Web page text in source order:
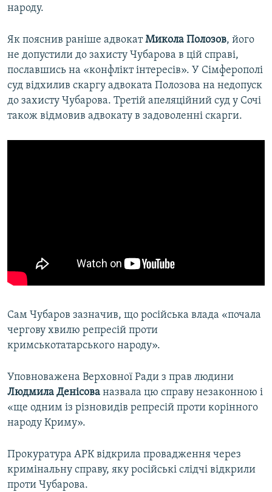
народу.
Як пояснив раніше адвокатМикола Полозов, його
не допустили до захисту Чубарова в цій справі,
пославшись на «конфлікт інтересів». У Сімферополі
суд відхилив скаргу адвоката Полозова на недопуск
до захисту Чубарова. Третій апеляційний суд у Сочі
також відмовив адвокату в задоволенні скарги.
Сам Чубаров зазначив, що російська влада «почала
чергову хвилю репресій проти
кримськотатарського народу».
Уповноважена Верховної Ради з прав людини
Людмила Денісова назвала цю справу незаконною і
«ще одним із різновидів репресій проти корінного
народу Криму».
Прокуратура АРК відкрила провадження через
кримінальну справу, яку російські слідчі відкрили
проти Чубарова.